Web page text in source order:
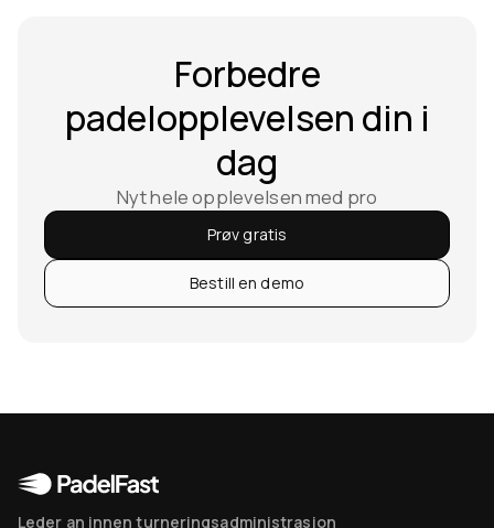
Forbedre
padelopplevelsen din i
dag
Nyt hele opplevelsen med pro
Prøv gratis
Bestill en demo
Leder an innen turneringsadministrasjon